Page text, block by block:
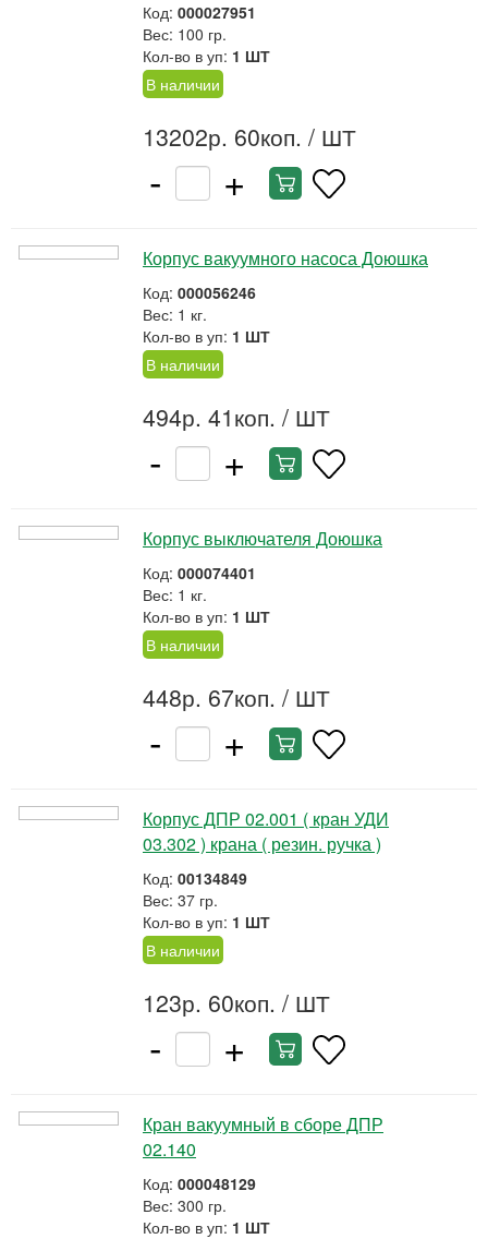
Код: 000027951
Вес: 100 гр.
Кол-во в уп: 1 ШТ
В наличии
13202р. 60коп. / ШТ
- +
Корпус вакуумного насоса Доюшка
Код: 000056246
Вес: 1 кг.
Кол-во в уп: 1 ШТ
В наличии
494р. 41коп. / ШТ
- +
Корпус выключателя Доюшка
Код: 000074401
Вес: 1 кг.
Кол-во в уп: 1 ШТ
В наличии
448р. 67коп. / ШТ
- +
Корпус ДПР 02.001 ( кран УДИ
03.302 ) крана ( резин. ручка )
Код: 00134849
Вес: 37 гр.
Кол-во в уп: 1 ШТ
В наличии
123р. 60коп. / ШТ
- +
Кран вакуумный в сборе ДПР
02.140
Код: 000048129
Вес: 300 гр.
Кол-во в уп: 1 ШТ